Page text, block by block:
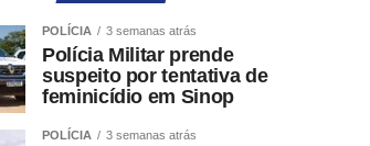
POLÍCIA 3 semanas atrás
Polícia Militar prende
suspeito por tentativa de
feminicídio em Sinop
POLÍCIA 3 semanas atrás